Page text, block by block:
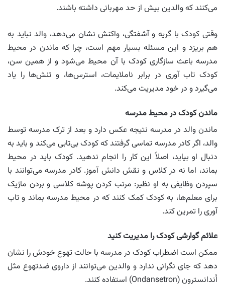
می‌کنند که والدین بیش از حد مهربانی داشته باشند.
وقتی کودک با گریه و آشفتگی، واکنش نشان می‌دهد، والد نباید به
هم بریزد و این مسئله بسیار مهم است، چرا که ماندن در محیط
مدرسه باعث سازگاری کودک با آن محیط می‌شود و از همین سن،
کودک تاب آوری در برابر ناملایمات، استرس‌ها، و تنش‌ها را یاد
می‌گیرد و در خود مدیریت می‌کند.
ماندن کودک در محیط مدرسه
ماندن والد در مدرسه نتیجه عکس دارد و بعد از ترک مدرسه توسط
والد، اگر کادر مدرسه تماسی گرفتند که کودک بی‌تابی می‌کند و باید به
دنبال او بیاید، اصلاً این کار را انجام ندهید. کودک باید در محیط
بماند، اما نه در کلاس و نقش دانش آموز. کادر مدرسه می‌توانند با
سپردن وظایفی به او نظیر: مرتب کردن پوشه کلاسی و بردن ماژیک
برای معلم‌ها، به کودک کمک کنند که در محیط مدرسه بماند و تاب
آوری را تمرین کند.
علائم گوارشی کودک را مدیریت کنید
ممکن‌ است‌ اضطراب کودک در مدرسه با حالت تهوع خودش را نشان
دهد که جای نگرانی ندارد و والدین می‌توانند از داروی ضدتهوع مثل
اُندانسترون (Ondansetron) استفاده کنند.